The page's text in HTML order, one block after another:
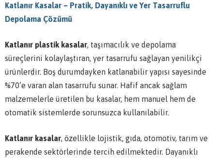
Katlanır Kasalar – Pratik, Dayanıklı ve Yer Tasarruflu
Depolama Çözümü
Katlanır plastik kasalar, taşımacılık ve depolama
süreçlerini kolaylaştıran, yer tasarrufu sağlayan yenilikçi
ürünlerdir. Boş durumdayken katlanabilir yapısı sayesinde
%70’e varan alan tasarrufu sunar. Hafif ancak sağlam
malzemelerle üretilen bu kasalar, hem manuel hem de
otomatik sistemlerde sorunsuzca kullanılabilir.
Katlanır kasalar, özellikle lojistik, gıda, otomotiv, tarım ve
perakende sektörlerinde tercih edilmektedir. Dayanıklı